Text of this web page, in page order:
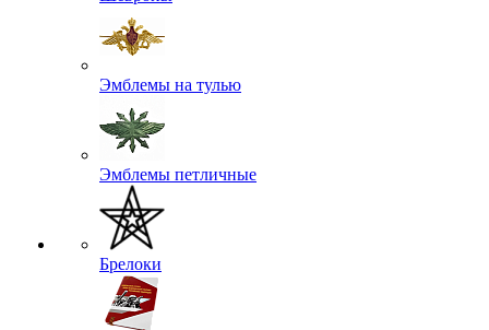
Эмблемы на тулью
Эмблемы петличные
Брелоки